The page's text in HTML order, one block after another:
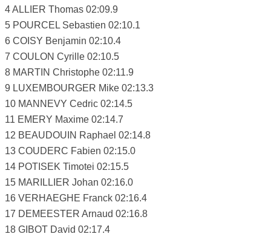
4 ALLIER Thomas 02:09.9
5 POURCEL Sebastien 02:10.1
6 COISY Benjamin 02:10.4
7 COULON Cyrille 02:10.5
8 MARTIN Christophe 02:11.9
9 LUXEMBOURGER Mike 02:13.3
10 MANNEVY Cedric 02:14.5
11 EMERY Maxime 02:14.7
12 BEAUDOUIN Raphael 02:14.8
13 COUDERC Fabien 02:15.0
14 POTISEK Timotei 02:15.5
15 MARILLIER Johan 02:16.0
16 VERHAEGHE Franck 02:16.4
17 DEMEESTER Arnaud 02:16.8
18 GIBOT David 02:17.4